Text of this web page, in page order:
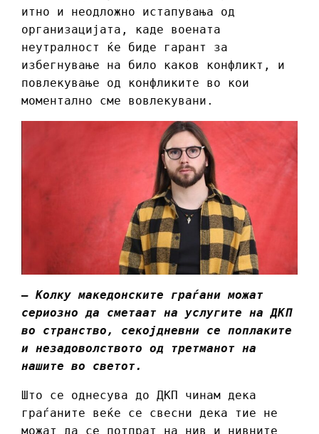
итно и неодложно истапувања од
организацијата, каде воената
неутралност ќе биде гарант за
избегнување на било каков конфликт, и
повлекување од конфликите во кои
моментално сме вовлекувани.
– Колку македонските граѓани можат
сериозно да сметаат на услугите на ДКП
во странство, секојдневни се поплаките
и незадоволството од третманот на
нашите во светот.
Што се однесува до ДКП чинам дека
граѓаните веќе се свесни дека тие не
можат да се потпрат на нив и нивните